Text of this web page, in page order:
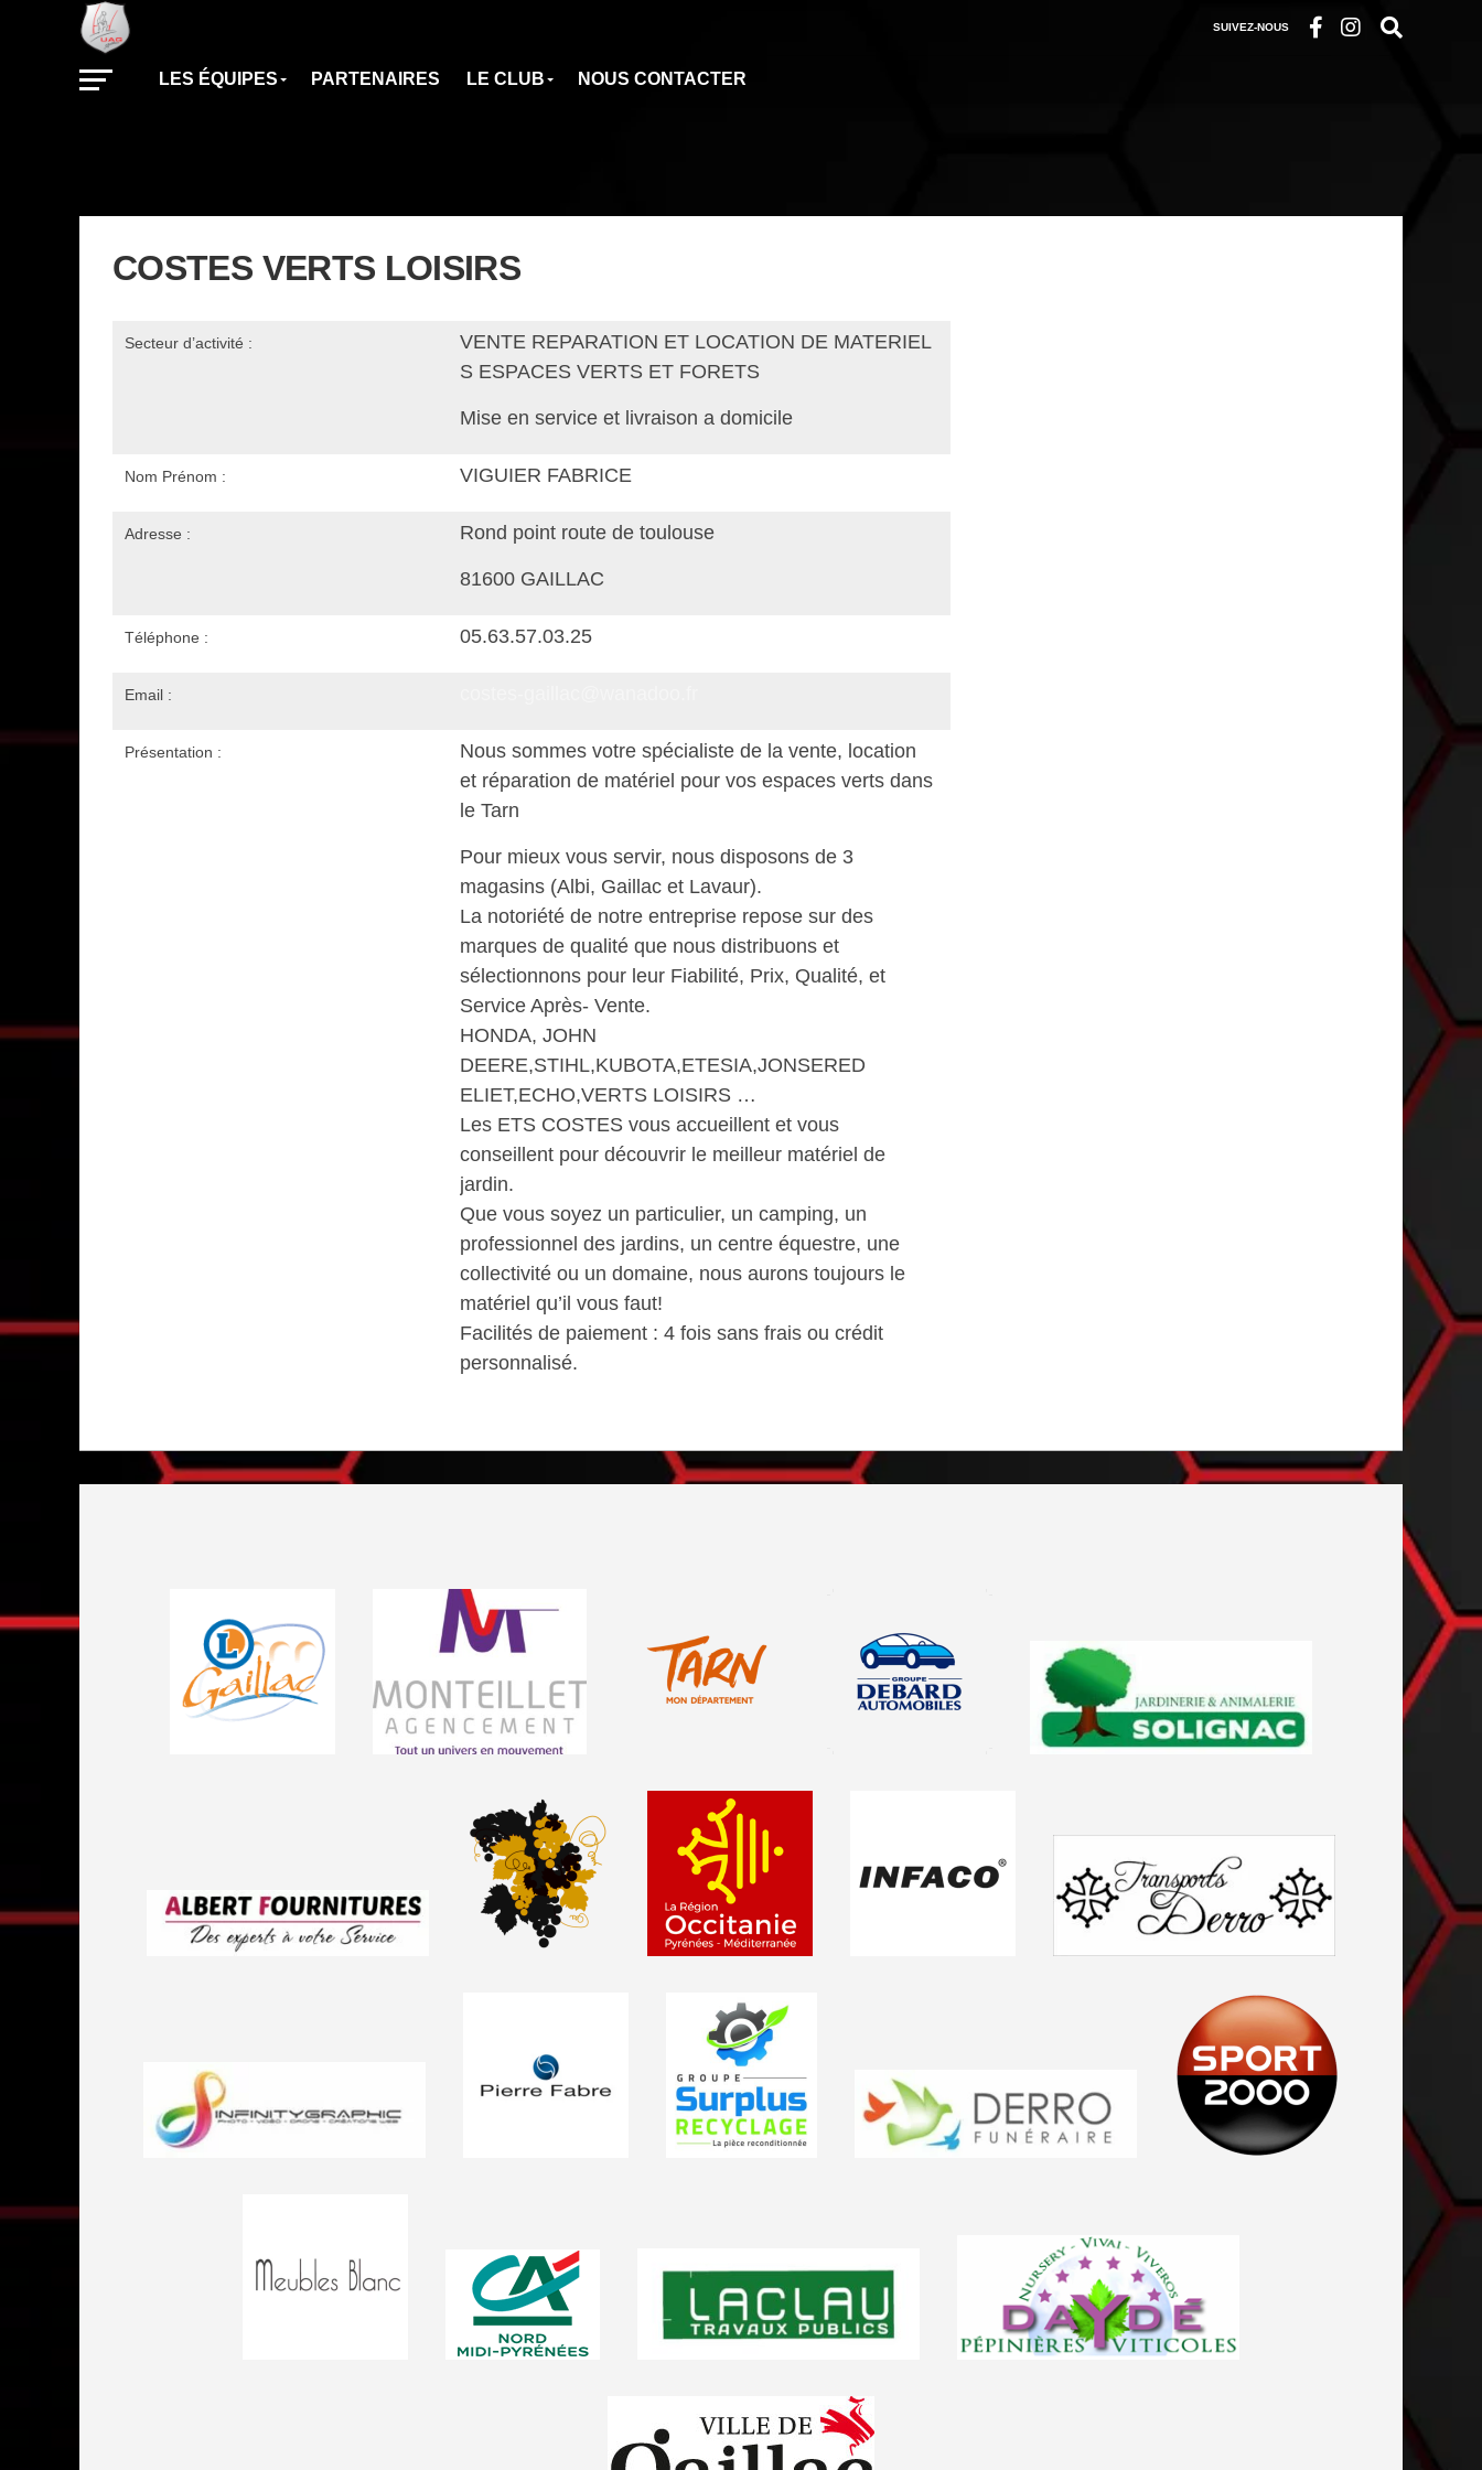
SUIVEZ-NOUS
LES ÉQUIPES PARTENAIRES LE CLUB NOUS CONTACTER
COSTES VERTS LOISIRS
Secteur d’activité :
VENTE REPARATION ET LOCATION DE MATERIEL
S ESPACES VERTS ET FORETS
Mise en service et livraison a domicile
Nom Prénom : VIGUIER FABRICE
Adresse :
Rond point route de toulouse
81600 GAILLAC
Téléphone : 05.63.57.03.25
Email :
Présentation :
Nous sommes votre spécialiste de la vente, location
et réparation de matériel pour vos espaces verts dans
le Tarn
Pour mieux vous servir, nous disposons de 3
magasins (Albi, Gaillac et Lavaur).
La notoriété de notre entreprise repose sur des
marques de qualité que nous distribuons et
sélectionnons pour leur Fiabilité, Prix, Qualité, et
Service Après- Vente.
HONDA, JOHN
DEERE,STIHL,KUBOTA,ETESIA,JONSERED
ELIET,ECHO,VERTS LOISIRS …
Les ETS COSTES vous accueillent et vous
conseillent pour découvrir le meilleur matériel de
jardin.
Que vous soyez un particulier, un camping, un
professionnel des jardins, un centre équestre, une
collectivité ou un domaine, nous aurons toujours le
matériel qu’il vous faut!
Facilités de paiement : 4 fois sans frais ou crédit
personnalisé.